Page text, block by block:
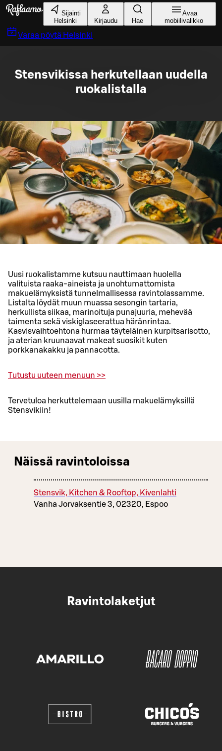
Siirry pääsisältöön
Sijainti
Helsinki
Kirjaudu Hae
Avaa
mobiilivalikko
Varaa pöytä Helsinki
Stensvikissa herkutellaan uudella
ruokalistalla
Uusi ruokalistamme kutsuu nauttimaan huolella
valituista raaka-aineista ja unohtumattomista
makuelämyksistä tunnelmallisessa ravintolassamme.
Listalta löydät muun muassa sesongin tartaria,
herkullista siikaa, marinoituja punajuuria, mehevää
taimenta sekä viskiglaseerattua häränrintaa.
Kasvisvaihtoehtona hurmaa täyteläinen kurpitsarisotto,
ja aterian kruunaavat makeat suosikit kuten
porkkanakakku ja pannacotta.
Tutustu uuteen menuun >>
Tervetuloa herkuttelemaan uusilla makuelämyksillä
Stensvikiin!
Näissä ravintoloissa
Stensvik, Kitchen & Rooftop, Kivenlahti
Vanha Jorvaksentie 3, 02320, Espoo
Ravintolaketjut